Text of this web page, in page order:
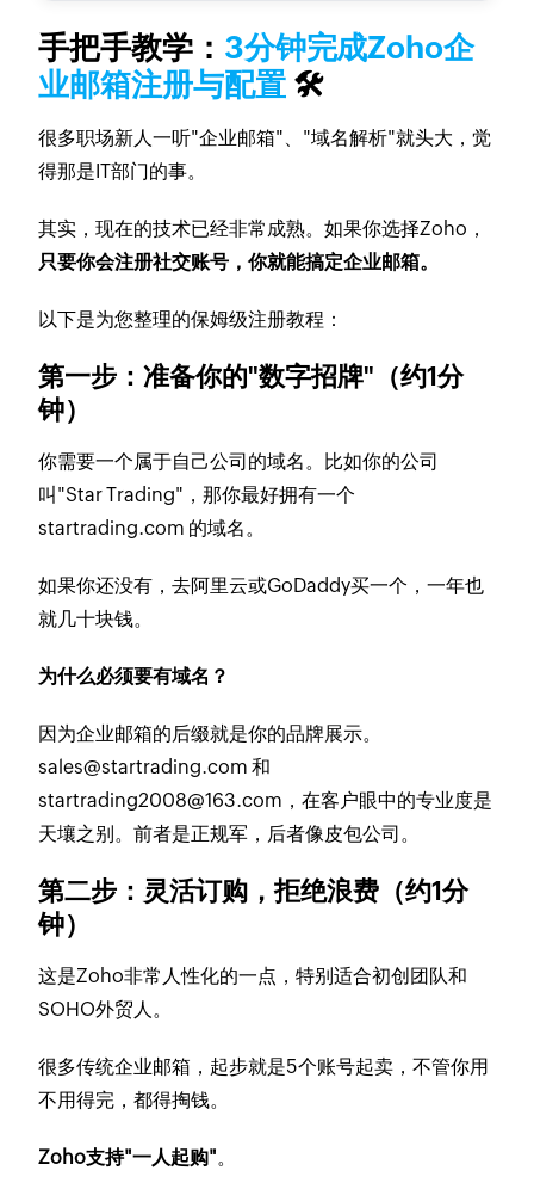
手把手教学： 3分钟完成Zoho企
业邮箱注册与配置🛠️
很多职场新人一听"企业邮箱"、"域名解析"就头大，觉
得那是IT部门的事。
其实，现在的技术已经非常成熟。如果你选择Zoho，
只要你会注册社交账号，你就能搞定企业邮箱。
以下是为您整理的保姆级注册教程：
第一步：准备你的"数字招牌"（约1分
钟）
你需要一个属于自己公司的域名。比如你的公司
叫"Star Trading"，那你最好拥有一个
startrading.com 的域名。
如果你还没有，去阿里云或GoDaddy买一个，一年也
就几十块钱。
为什么必须要有域名？
因为企业邮箱的后缀就是你的品牌展示。
sales@startrading.com 和
startrading2008@163.com ，在客户眼中的专业度是
天壤之别。前者是正规军，后者像皮包公司。
第二步：灵活订购，拒绝浪费（约1分
钟）
这是Zoho非常人性化的一点，特别适合初创团队和
SOHO外贸人。
很多传统企业邮箱，起步就是5个账号起卖，不管你用
不用得完，都得掏钱。
Zoho支持"一人起购"。